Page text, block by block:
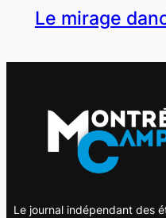
Le mirage
Le journal indépendant des